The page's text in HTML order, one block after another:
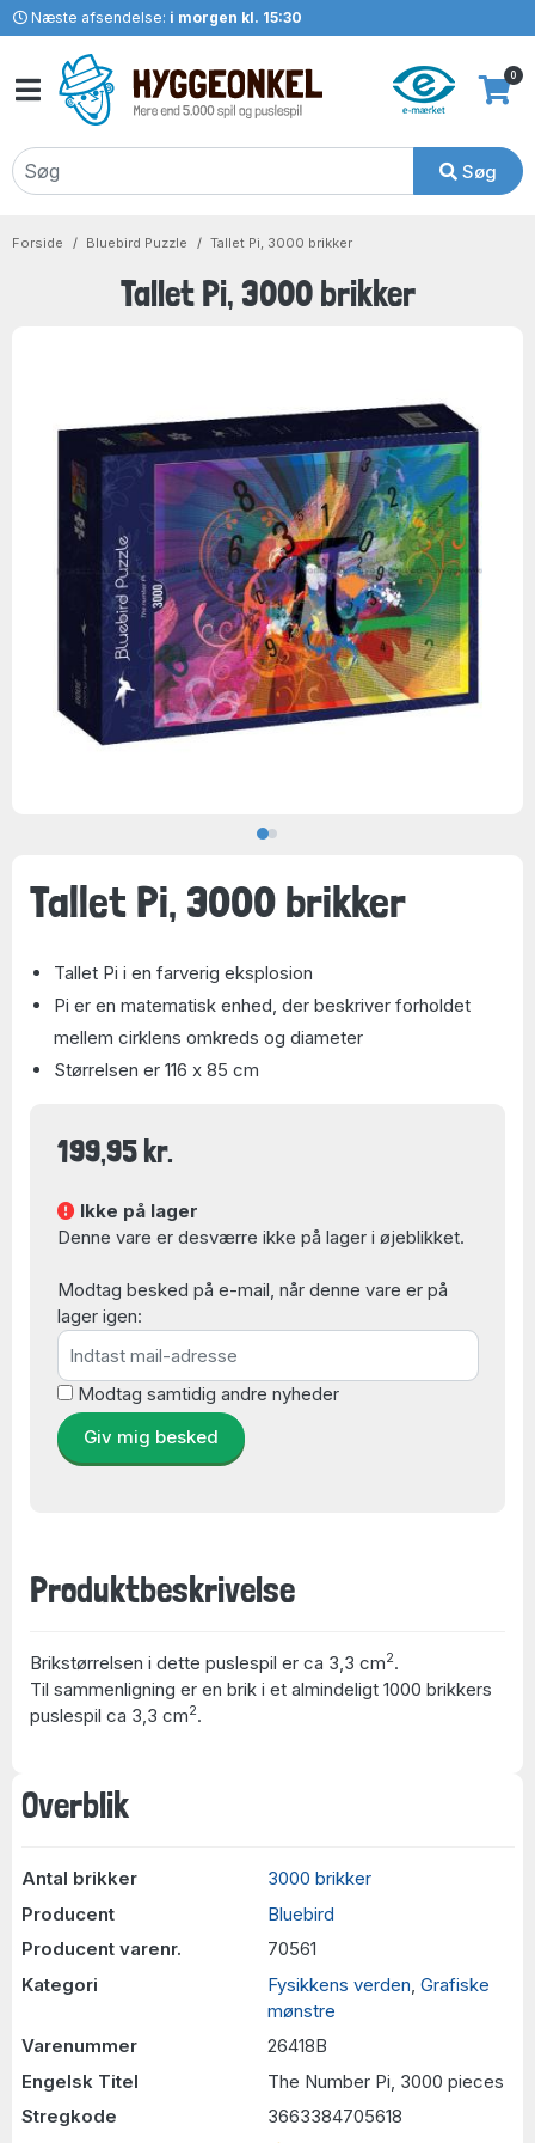
Næste afsendelse: i morgen kl. 15:30
Søg
0
Forside Bluebird Puzzle Tallet Pi, 3000 brikker
Tallet Pi, 3000 brikker
Overblik
Antal brikker
3000 brikker
Producent
Bluebird
Producent varenr.
70561
Kategori
Fysikkens verden Grafiske
mønstre
Varenummer
26418B
Engelsk Titel
The Number Pi, 3000 pieces
Stregkode
3663384705618
Tallet Pi, 3000 brikker
Tallet Pi i en farverig eksplosion
Pi er en matematisk enhed, der beskriver forholdet
mellem cirklens omkreds og diameter
Størrelsen er 116 x 85 cm
199,95 kr.
Ikke på lager
Denne vare er desværre ikke på lager i øjeblikket.
Modtag besked på e-mail, når denne vare er på
lager igen:
Modtag samtidig andre nyheder
Giv mig besked
Produktbeskrivelse
Brikstørrelsen i dette puslespil er ca 3,3 cm2.
Til sammenligning er en brik i et almindeligt 1000 brikkers
puslespil ca 3,3 cm2.